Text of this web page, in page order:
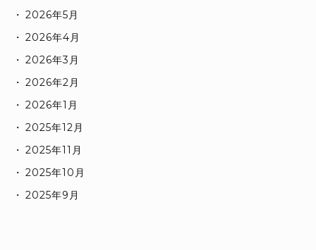
2026年5月
2026年4月
2026年3月
2026年2月
2026年1月
2025年12月
2025年11月
2025年10月
2025年9月